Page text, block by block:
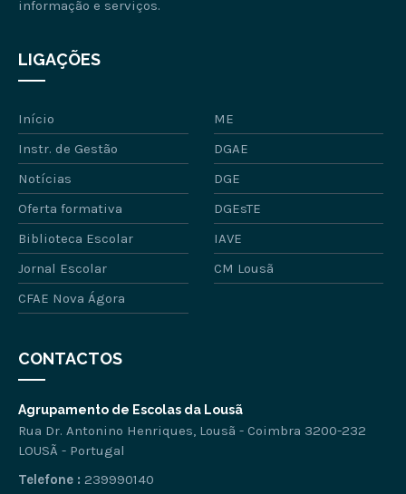
informação e serviços.
LIGAÇÕES
Início
ME
Instr. de Gestão
DGAE
Notícias
DGE
Oferta formativa
DGEsTE
Biblioteca Escolar
IAVE
Jornal Escolar
CM Lousã
CFAE Nova Ágora
CONTACTOS
Agrupamento de Escolas da Lousã
Rua Dr. Antonino Henriques, Lousã - Coimbra 3200-232
LOUSÃ - Portugal
Telefone : 239990140